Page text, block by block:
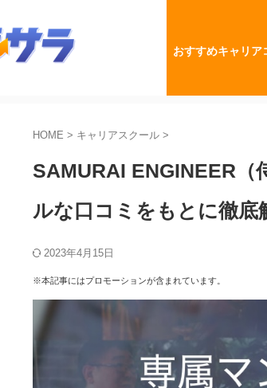
おすすめキャリア
HOME > キャリアスクール >
SAMURAI ENGINEER（
ルな口コミをもとに徹底
2023年4月15日
※本記事にはプロモーションが含まれています。